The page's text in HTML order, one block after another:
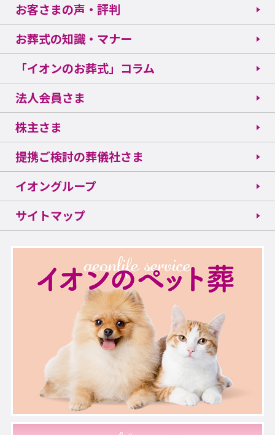
お客さまの声・評判
お葬式の知識・マナー
「イオンのお葬式」コラム
法人会員さま
株主さま
提携ご検討の葬儀社さま
イオングループ
サイトマップ